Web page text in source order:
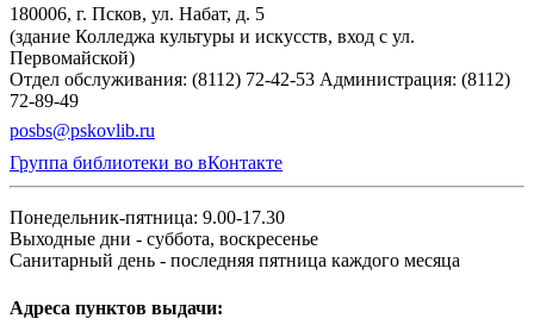
180006, г. Псков, ул. Набат, д. 5
(здание Колледжа культуры и искусств, вход с ул.
Первомайской)
Отдел обслуживания: (8112) 72-42-53 Администрация: (8112)
72-89-49
posbs@pskovlib.ru
Группа библиотеки во вКонтакте
Понедельник-пятница: 9.00-17.30
Выходные дни - суббота, воскресенье
Санитарный день - последняя пятница каждого месяца
Адреса пунктов выдачи: